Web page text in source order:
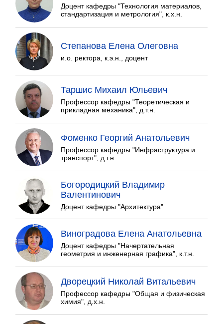
Доцент кафедры "Технология материалов,
стандартизация и метрология", к.х.н.
Степанова Елена Олеговна
и.о. ректора, к.э.н., доцент
Таршис Михаил Юльевич
Профессор кафедры "Теоретическая и
прикладная механика", д.т.н.
Фоменко Георгий Анатольевич
Профессор кафедры "Инфраструктура и
транспорт", д.г.н.
Богородицкий Владимир
Валентинович
Доцент кафедры "Архитектура"
Виноградова Елена Анатольевна
Доцент кафедры "Начертательная
геометрия и инженерная графика", к.т.н.
Дворецкий Николай Витальевич
Профессор кафедры "Общая и физическая
химия", д.х.н.